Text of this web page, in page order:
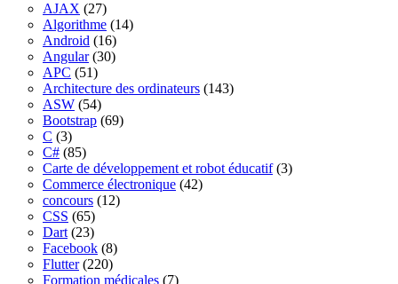
AJAX (27)
Algorithme (14)
Android (16)
Angular(30)
APC (51)
Architecture des ordinateurs (143)
ASW (54)
Bootstrap (69)
C (3)
C# (85)
Carte de développement et robot éducatif(3)
Commerce électronique (42)
concours (12)
CSS (65)
Dart (23)
Facebook (8)
Flutter(220)
Formation médicales (7)